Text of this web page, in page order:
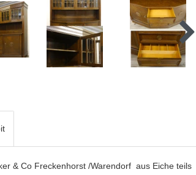
& Co Freckenhorst /Warendorf aus Eiche teils